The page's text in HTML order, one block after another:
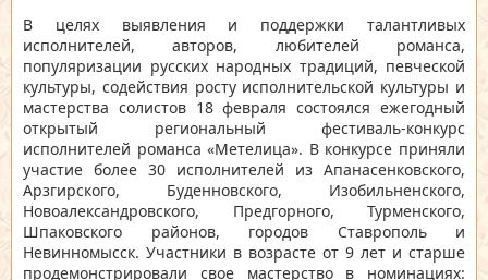
В целях выявления и поддержки талантливых
исполнителей, авторов, любителей романса,
популяризации русских народных традиций, певческой
культуры, содействия росту исполнительской культуры и
мастерства солистов 18 февраля состоялся ежегодный
открытый региональный фестиваль-конкурс
исполнителей романса «Метелица». В конкурсе приняли
участие более 30 исполнителей из Апанасенковского,
Арзгирского, Буденновского, Изобильненского,
Новоалександровского, Предгорного, Турменского,
Шпаковского районов, городов Ставрополь и
Невинномысск. Участники в возрасте от 9 лет и старше
продемонстрировали свое мастерство в номинациях: